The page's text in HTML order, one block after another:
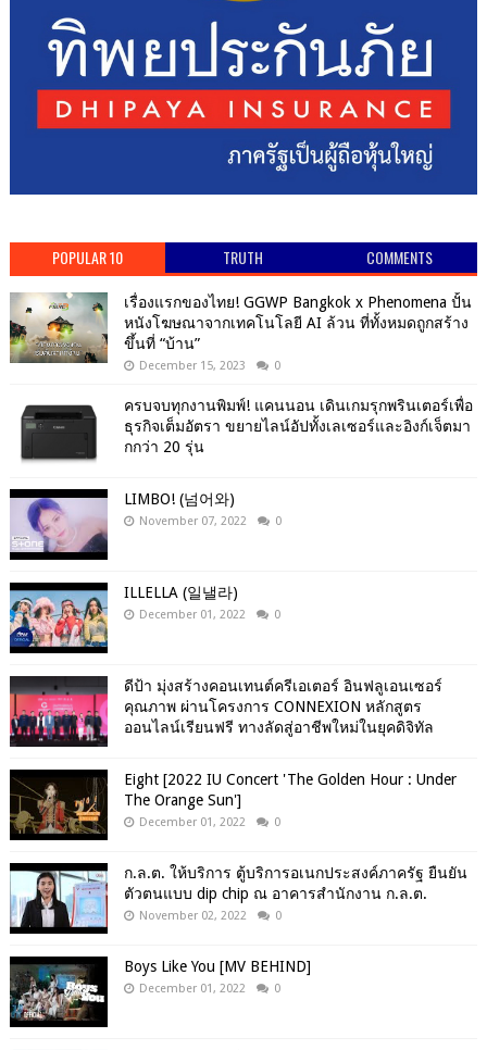
POPULAR 10 TRUTH COMMENTS
เรื่องแรกของไทย! GGWP Bangkok x Phenomena ปั้น
หนังโฆษณาจากเทคโนโลยี AI ล้วน ที่ทั้งหมดถูกสร้าง
ขึ้นที่ “บ้าน”
December 15, 2023 0
ครบจบทุกงานพิมพ์! แคนนอน เดินเกมรุกพรินเตอร์เพื่อ
ธุรกิจเต็มอัตรา ขยายไลน์อัปทั้งเลเซอร์และอิงก์เจ็ตมา
กกว่า 20 รุ่น
LIMBO! (넘어와)
November 07, 2022 0
ILLELLA (일낼라)
December 01, 2022 0
ดีป้า มุ่งสร้างคอนเทนต์ครีเอเตอร์ อินฟลูเอนเซอร์
คุณภาพ ผ่านโครงการ CONNEXION หลักสูตร
ออนไลน์เรียนฟรี ทางลัดสู่อาชีพใหม่ในยุคดิจิทัล
Eight [2022 IU Concert 'The Golden Hour : Under
The Orange Sun']
December 01, 2022 0
ก.ล.ต. ให้บริการ ตู้บริการอเนกประสงค์ภาครัฐ ยืนยัน
ตัวตนแบบ dip chip ณ อาคารสำนักงาน ก.ล.ต.
November 02, 2022 0
Boys Like You [MV BEHIND]
December 01, 2022 0